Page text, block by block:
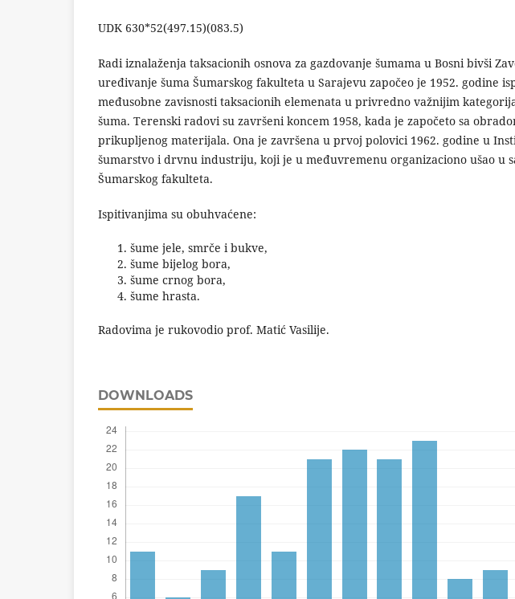
UDK 630*52(497.15)(083.5)
Radi iznalaženja taksacionih osnova za gazdovanje šumama u Bosni bivši
uređivanje šuma Šumarskog fakulteta u Sarajevu započeo je 1952. godine
međusobne zavisnosti taksacionih elemenata u privredno važnijim
šuma. Terenski radovi su završeni koncem 1958, kada je započeto sa
prikupljenog materijala. Ona je završena u prvoj polovici 1962. godine u
šumarstvo i drvnu industriju, koji je u međuvremenu organizaciono ušao u
Šumarskog fakulteta.
Ispitivanjima su obuhvaćene:
šume jele, smrče i bukve,
šume bijelog bora,
šume crnog bora,
šume hrasta.
Radovima je rukovodio prof. Matić Vasilije.
DOWNLOADS